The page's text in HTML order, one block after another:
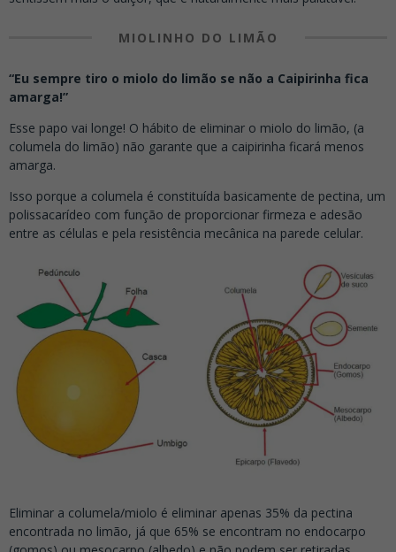
MIOLINHO DO LIMÃO
“Eu sempre tiro o miolo do limão se não a Caipirinha fica
amarga!”
Esse papo vai longe! O hábito de eliminar o miolo do limão, (a
columela do limão) não garante que a caipirinha ficará menos
amarga.
Isso porque a columela é constituída basicamente de pectina, um
polissacarídeo com função de proporcionar firmeza e adesão
entre as células e pela resistência mecânica na parede celular.
Eliminar a columela/miolo é eliminar apenas 35% da pectina
encontrada no limão, já que 65% se encontram no endocarpo